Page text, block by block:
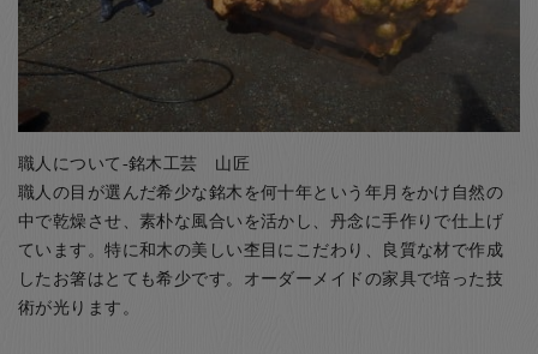
職人について-銘木工芸 山匠
職人の目が選んだ希少な銘木を何十年という年月をかけ自然の
中で乾燥させ、素朴な風合いを活かし、丹念に手作りで仕上げ
ています。特に和木の美しい杢目にこだわり、良質な材で作成
したお箸はとても希少です。オーダーメイドの家具で培った技
術が光ります。